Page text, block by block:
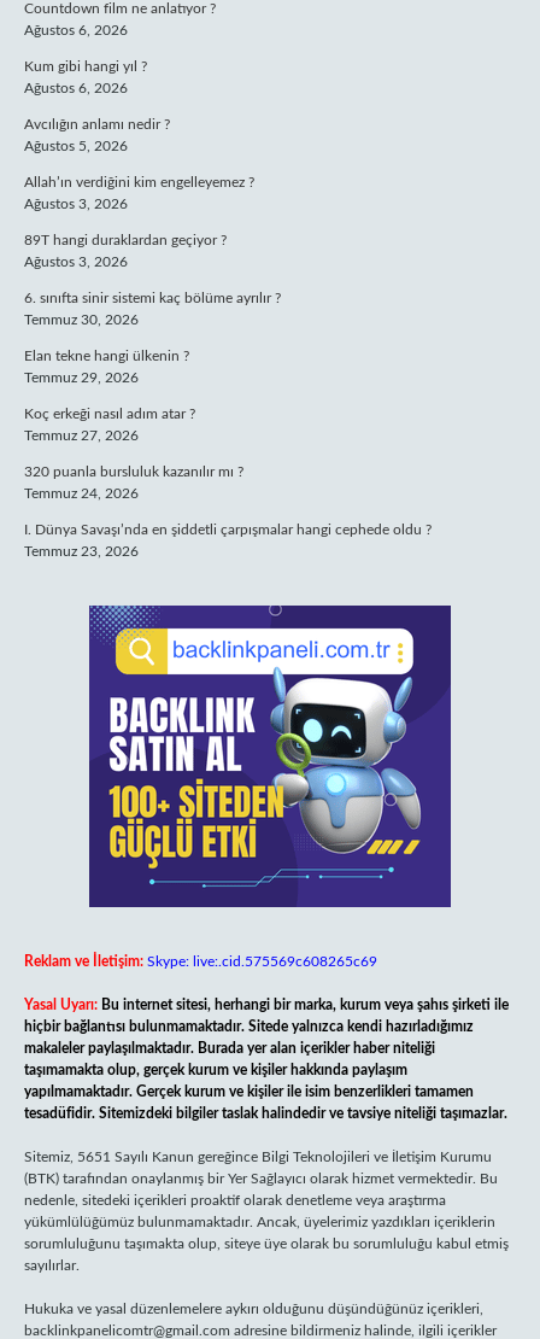
Countdown film ne anlatıyor ?
Ağustos 6, 2026
Kum gibi hangi yıl ?
Ağustos 6, 2026
Avcılığın anlamı nedir ?
Ağustos 5, 2026
Allah’ın verdiğini kim engelleyemez ?
Ağustos 3, 2026
89T hangi duraklardan geçiyor ?
Ağustos 3, 2026
6. sınıfta sinir sistemi kaç bölüme ayrılır ?
Temmuz 30, 2026
Elan tekne hangi ülkenin ?
Temmuz 29, 2026
Koç erkeği nasıl adım atar ?
Temmuz 27, 2026
320 puanla bursluluk kazanılır mı ?
Temmuz 24, 2026
I. Dünya Savaşı’nda en şiddetli çarpışmalar hangi cephede oldu ?
Temmuz 23, 2026
Reklam ve İletişim: Skype: live:.cid.575569c608265c69
Yasal Uyarı: Bu internet sitesi, herhangi bir marka, kurum veya şahıs şirketi ile
hiçbir bağlantısı bulunmamaktadır. Sitede yalnızca kendi hazırladığımız
makaleler paylaşılmaktadır. Burada yer alan içerikler haber niteliği
taşımamakta olup, gerçek kurum ve kişiler hakkında paylaşım
yapılmamaktadır. Gerçek kurum ve kişiler ile isim benzerlikleri tamamen
tesadüfidir. Sitemizdeki bilgiler taslak halindedir ve tavsiye niteliği taşımazlar.
Sitemiz, 5651 Sayılı Kanun gereğince Bilgi Teknolojileri ve İletişim Kurumu
(BTK) tarafından onaylanmış bir Yer Sağlayıcı olarak hizmet vermektedir. Bu
nedenle, sitedeki içerikleri proaktif olarak denetleme veya araştırma
yükümlülüğümüz bulunmamaktadır. Ancak, üyelerimiz yazdıkları içeriklerin
sorumluluğunu taşımakta olup, siteye üye olarak bu sorumluluğu kabul etmiş
sayılırlar.
Hukuka ve yasal düzenlemelere aykırı olduğunu düşündüğünüz içerikleri,
backlinkpanelicomtr@gmail.com adresine bildirmeniz halinde, ilgili içerikler